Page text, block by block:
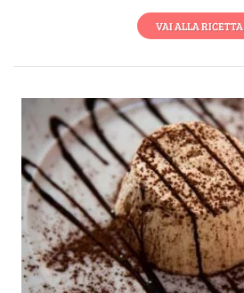
VAI ALLA RICETTA